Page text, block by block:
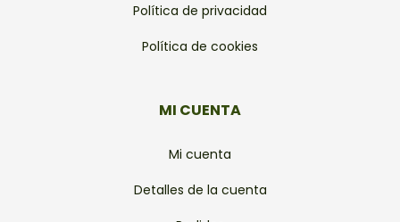
Política de privacidad
Política de cookies
MI CUENTA
Mi cuenta
Detalles de la cuenta